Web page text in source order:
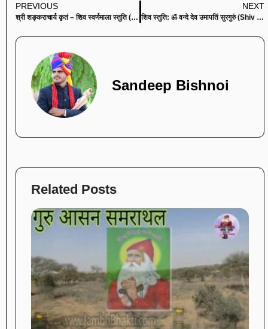
PREVIOUS
श्री शङ्कराचार्य कृतं – शिव स्वर्णमाला स्तुति (Shiv Swarnamala Stuti)
NEXT
शिव स्तुति: ॐ वन्दे देव उमापतिं सुरगुरुं (Shiv Stuti: Om Vande Dev Umapatin Surguru)
Sandeep Bishnoi
Related Posts